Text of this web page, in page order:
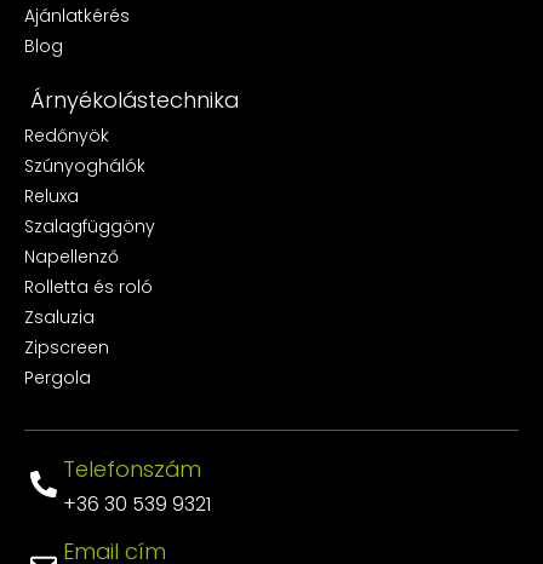
Ajánlatkérés
Blog
Árnyékolástechnika
Redőnyök
Szúnyoghálók
Reluxa
Szalagfüggöny
Napellenző
Rolletta és roló
Zsaluzia
Zipscreen
Pergola
+36 30 539 9321
Telefonszám
Email cím